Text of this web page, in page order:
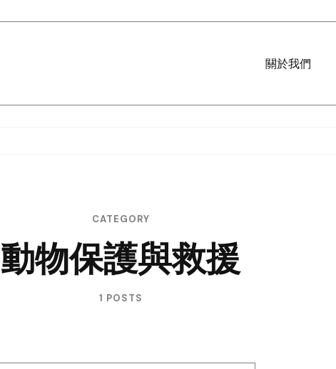
關於我們
CATEGORY
動物保護與救援
1 POSTS